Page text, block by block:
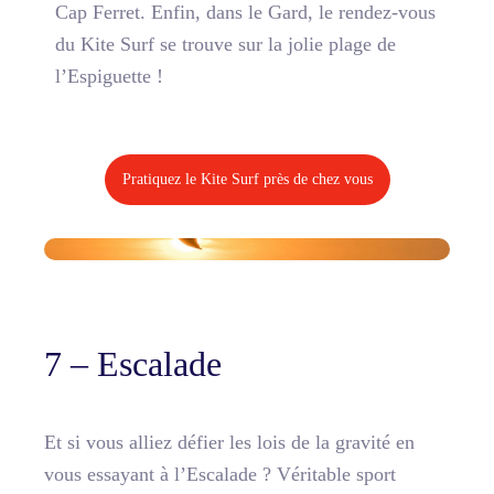
Cap Ferret. Enfin, dans le Gard, le rendez-vous
du Kite Surf se trouve sur la jolie plage de
l’Espiguette !
Pratiquez le Kite Surf près de chez vous
7 – Escalade
Et si vous alliez défier les lois de la gravité en
vous essayant à l’Escalade ? Véritable sport